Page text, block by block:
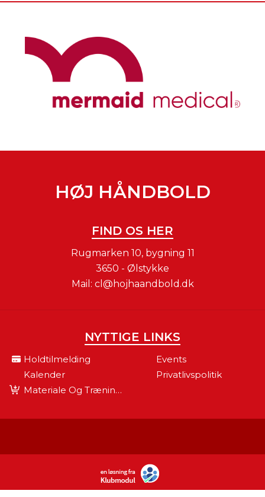
HØJ HÅNDBOLD
FIND OS HER
Rugmarken 10, bygning 11
3650 - Ølstykke
Mail: cl@hojhaandbold.dk
NYTTIGE LINKS
Holdtilmelding
Events
Kalender
Privatlivspolitik
Materiale Og Træningsudstyr